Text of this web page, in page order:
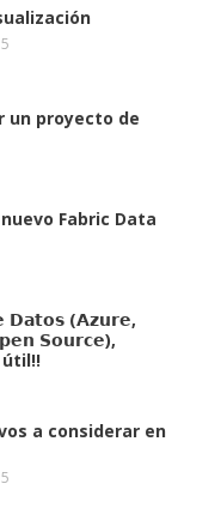
un proyecto de
Fabric Data
𝗗𝗮𝘁𝗼𝘀 (𝗔𝘇𝘂𝗿𝗲,
𝗦𝗼𝘂𝗿𝗰𝗲),
a considerar en